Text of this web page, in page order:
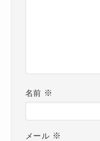
名前 ※
メール ※